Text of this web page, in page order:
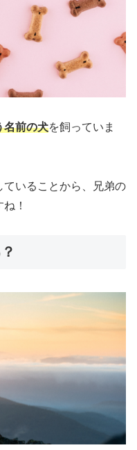
名前の犬を飼っていま
ていることから、兄弟の
！